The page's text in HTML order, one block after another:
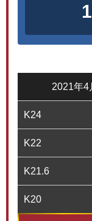
2021年4
K24
K22
K21.6
K20